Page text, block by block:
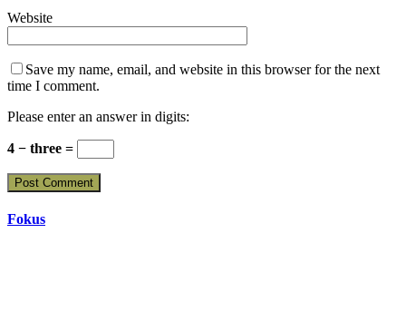
Website
Save my name, email, and website in this browser for the next
time I comment.
Please enter an answer in digits:
4 − three =
Fokus